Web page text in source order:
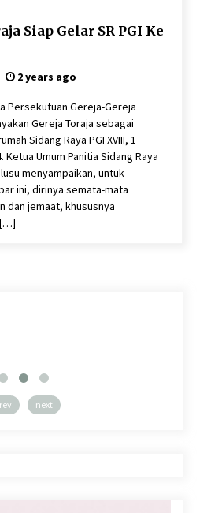
Siap Gelar SR PGI Ke
2 years ago
Persekutuan Gereja-Gereja
Gereja Toraja sebagai
Sidang Raya PGI XVIII, 1
Umum Panitia Sidang Raya
menyampaikan, untuk
ini, dirinya semata-mata
dan jemaat, khususnya
[…]
next